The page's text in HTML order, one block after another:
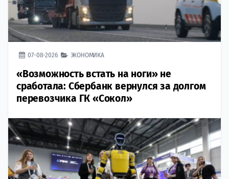
07-08-2026 ЭКОНОМИКА
«Возможность встать на ноги» не
сработала: Сбербанк вернулся за долгом
перевозчика ГК «Сокол»